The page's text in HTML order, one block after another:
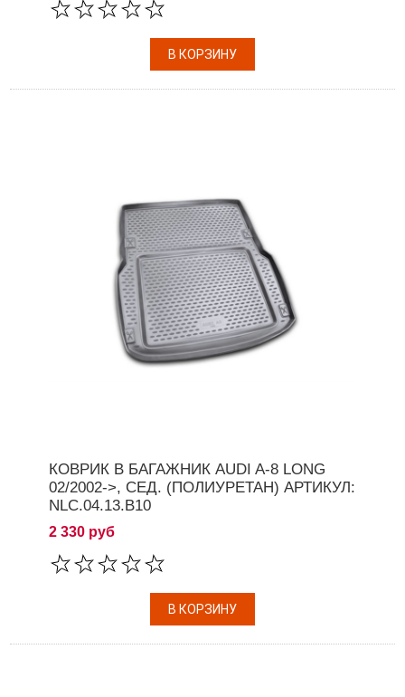
КОВРИК В БАГАЖНИК AUDI A-8 LONG
02/2002->, СЕД. (ПОЛИУРЕТАН) АРТИКУЛ:
NLC.04.13.B10
2 330 руб